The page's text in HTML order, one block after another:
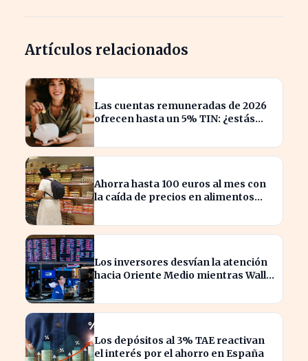
Artículos relacionados
Las cuentas remuneradas de 2026
ofrecen hasta un 5% TIN: ¿estás
Ahorra hasta 100 euros al mes con
la caída de precios en alimentos
Los inversores desvían la atención
hacia Oriente Medio mientras Wall
Los depósitos al 3% TAE reactivan
el interés por el ahorro en España